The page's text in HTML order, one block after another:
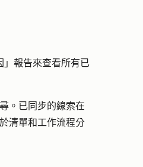
」報告來查看所有已
。已同步的線索在
清單和工作流程分